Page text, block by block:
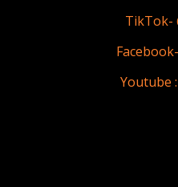
TikTok-
Youtube